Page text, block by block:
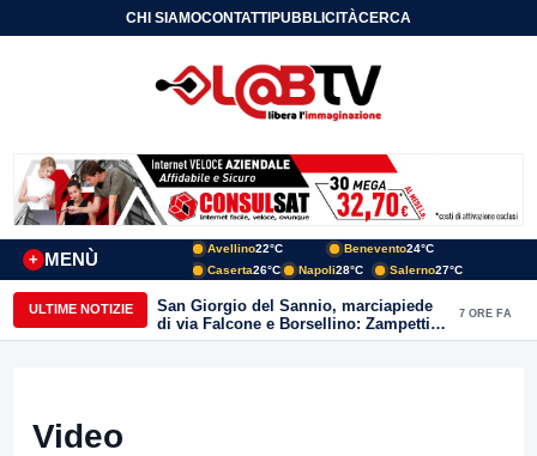
CHI SIAMOCONTATTIPUBBLICITÀCERCA
MENÙ
+
Avellino22°C Benevento24°C
Caserta26°C Napoli28°C Salerno27°C
ULTIME NOTIZIE
San Giorgio del Sannio, marciapiede
di via Falcone e Borsellino: Zampetti e
Lombardi replicano alle polemiche
7 ORE FA
Video